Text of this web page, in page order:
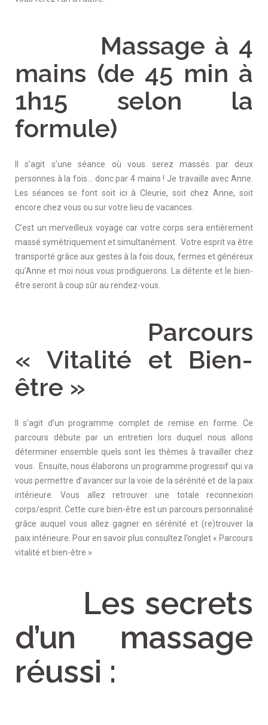
Massage à 4
mains (de 45 min à
1h15 selon la
formule)
Il s’agit s’une séance où vous serez massés par deux
personnes à la fois… donc par 4 mains ! Je travaille avec Anne.
Les séances se font soit ici à Cleurie, soit chez Anne, soit
encore chez vous ou sur votre lieu de vacances.
C’est un merveilleux voyage car votre corps sera entièrement
massé symétriquement et simultanément. Votre esprit va être
transporté grâce aux gestes à la fois doux, fermes et généreux
qu’Anne et moi nous vous prodiguerons. La détente et le bien-
être seront à coup sûr au rendez-vous.
Parcours
« Vitalité et Bien-
être »
Il s’agit d’un programme complet de remise en forme. Ce
parcours débute par un entretien lors duquel nous allons
déterminer ensemble quels sont les thèmes à travailler chez
vous. Ensuite, nous élaborons un programme progressif qui va
vous permettre d’avancer sur la voie de la sérénité et de la paix
intérieure. Vous allez retrouver une totale reconnexion
corps/esprit. Cette cure bien-être est un parcours personnalisé
grâce auquel vous allez gagner en sérénité et (re)trouver la
paix intérieure. Pour en savoir plus consultez l’onglet « Parcours
vitalité et bien-être »
Les secrets
d’un massage
réussi :